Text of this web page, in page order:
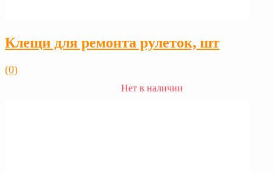
Клещи для ремонта рулеток, шт
(0)
Нет в наличии